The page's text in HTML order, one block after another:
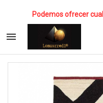
Podemos ofrecer
